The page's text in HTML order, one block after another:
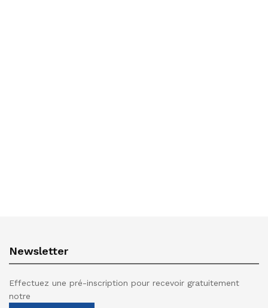
Newsletter
Effectuez une pré-inscription pour recevoir gratuitement
notre